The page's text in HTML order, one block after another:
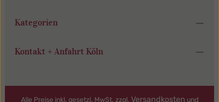
Kategorien
Kontakt + Anfahrt Köln
Alle Preise inkl. gesetzl. MwSt. zzgl. Versandkosten und